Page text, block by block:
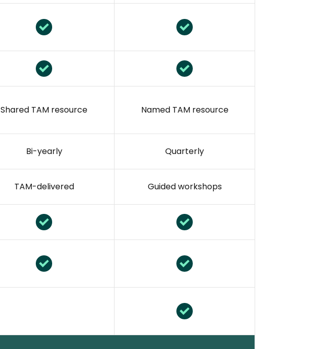
Shared TAM resource Named TAM resource
Bi-yearly Quarterly
TAM-delivered Guided workshops